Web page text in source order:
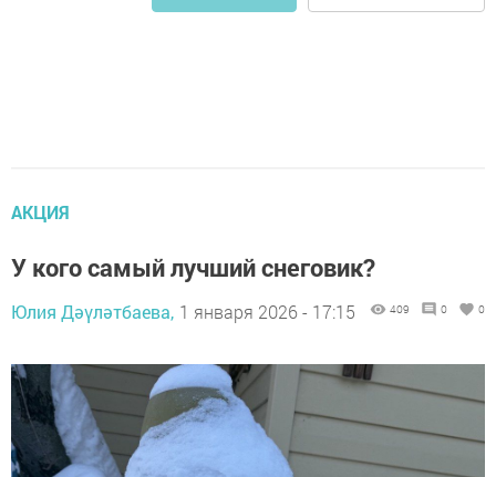
АКЦИЯ
У кого самый лучший снеговик?
Юлия Дәүләтбаева, 1 января 2026 - 17:15 409 0 0